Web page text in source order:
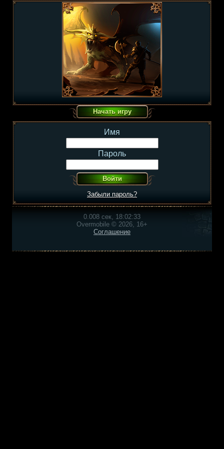
Имя
Пароль
Забыли пароль?
0.008 сек, 18:02:33
Overmobile © 2026, 16+
Соглашение